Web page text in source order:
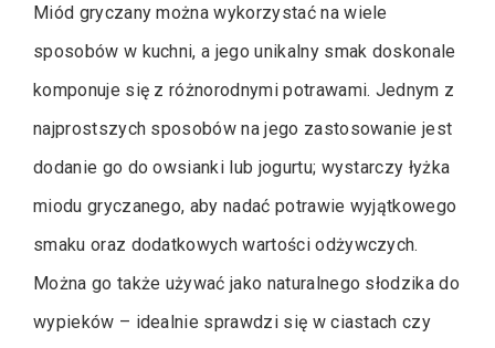
Miód gryczany można wykorzystać na wiele
sposobów w kuchni, a jego unikalny smak doskonale
komponuje się z różnorodnymi potrawami. Jednym z
najprostszych sposobów na jego zastosowanie jest
dodanie go do owsianki lub jogurtu; wystarczy łyżka
miodu gryczanego, aby nadać potrawie wyjątkowego
smaku oraz dodatkowych wartości odżywczych.
Można go także używać jako naturalnego słodzika do
wypieków – idealnie sprawdzi się w ciastach czy